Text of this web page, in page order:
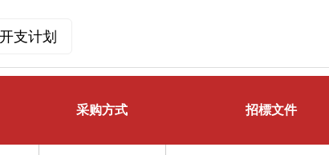
支计划
采购方式 招標文件